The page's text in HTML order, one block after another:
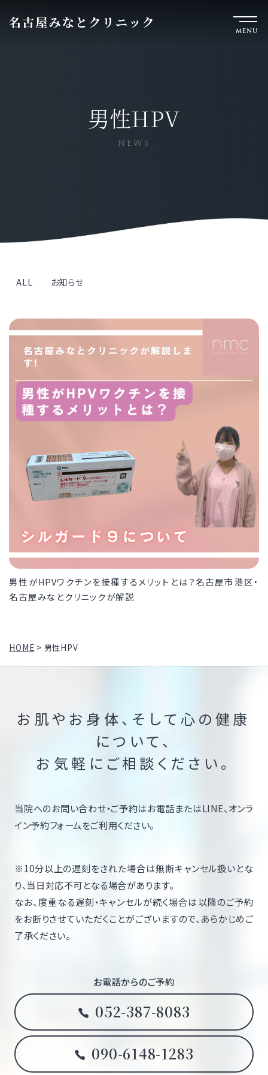
MENU
男性HPV
NEWS
ALL お知らせ
男性がHPVワクチンを接種するメリットとは？名古屋市港区・
名古屋みなとクリニックが解説
HOME > 男性HPV
お肌やお身体、そして心の健康
について、
お気軽にご相談ください。
当院へのお問い合わせ・ご予約はお電話またはLINE、オンラ
イン予約フォームをご利用ください。
※10分以上の遅刻をされた場合は無断キャンセル扱いとな
り、当日対応不可となる場合があります。
なお、度重なる遅刻・キャンセルが続く場合は以降のご予約
をお断りさせていただくことがございますので、あらかじめご
了承ください。
お電話からのご予約
052-387-8083
090-6148-1283